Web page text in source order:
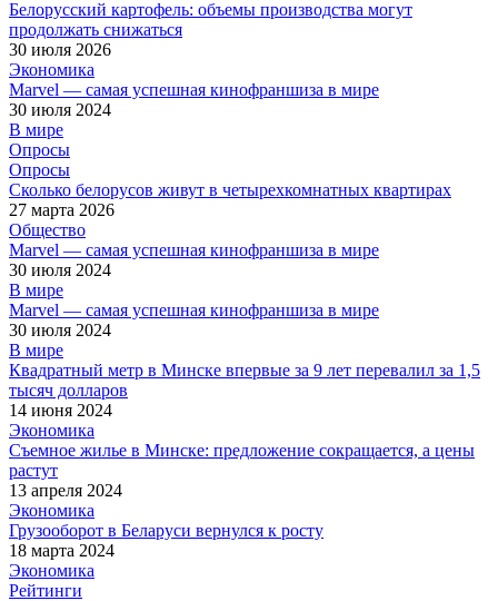
Белорусский картофель: объемы производства могут
продолжать снижаться
30 июля 2026
Экономика
Marvel — самая успешная кинофраншиза в мире
30 июля 2024
В мире
Опросы
Опросы
Сколько белорусов живут в четырехкомнатных квартирах
27 марта 2026
Общество
Marvel — самая успешная кинофраншиза в мире
30 июля 2024
В мире
Marvel — самая успешная кинофраншиза в мире
30 июля 2024
В мире
Квадратный метр в Минске впервые за 9 лет перевалил за 1,5
тысяч долларов
14 июня 2024
Экономика
Съемное жилье в Минске: предложение сокращается, а цены
растут
13 апреля 2024
Экономика
Грузооборот в Беларуси вернулся к росту
18 марта 2024
Экономика
Рейтинги